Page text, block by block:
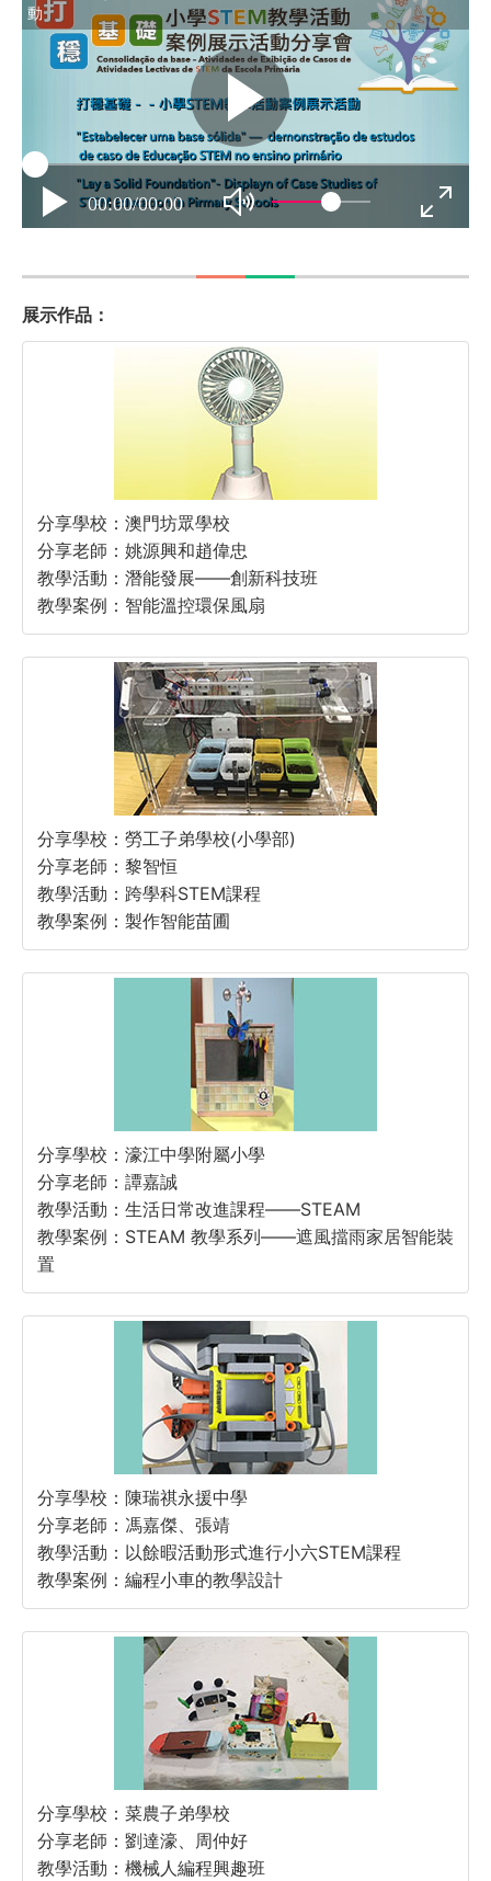
展示作品：
分享學校：澳門坊眾學校
分享老師：姚源興和趙偉忠
教學活動：潛能發展——創新科技班
教學案例：智能溫控環保風扇
分享學校：勞工子弟學校(小學部)
分享老師：黎智恒
教學活動：跨學科STEM課程
教學案例：製作智能苗圃
分享學校：濠江中學附屬小學
分享老師：譚嘉誠
教學活動：生活日常改進課程——STEAM
教學案例：STEAM 教學系列——遮風擋雨家居智能裝
置
分享學校：陳瑞祺永援中學
分享老師：馮嘉傑、張靖
教學活動：以餘暇活動形式進行小六STEM課程
教學案例：編程小車的教學設計
分享學校：菜農子弟學校
分享老師：劉達濠、周仲好
教學活動：機械人編程興趣班